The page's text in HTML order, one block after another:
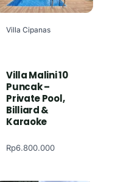
Villa Cipanas
Villa Malini 10
Puncak –
Private Pool,
Billiard &
Karaoke
Rp6.800.000